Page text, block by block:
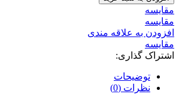
مقايسه
مقایسه
افزودن به علاقه مندی
مقایسه
اشتراک گذاری:
توضیحات
نظرات (0)